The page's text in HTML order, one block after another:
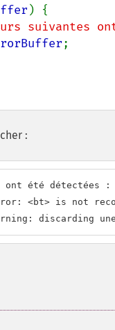
) {
suivantes
;
:
ont été détectées :
<bt> is not
discarding